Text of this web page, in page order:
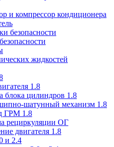
и компрессор кондиционера
безопасности
жидкостей
1.8
блока цилиндров 1.8
шатунный механизм 1.8
ГРМ 1.8
рециркуляции ОГ
двигателя 1.8
и 2.4